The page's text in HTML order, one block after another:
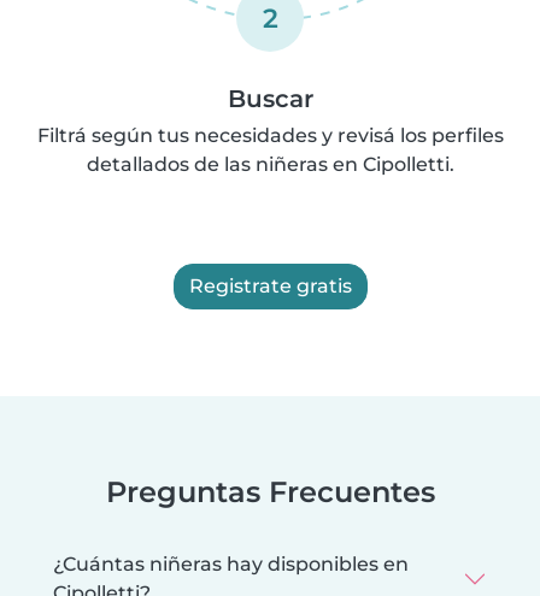
2
Buscar
Filtrá según tus necesidades y revisá los perfiles
detallados de las niñeras en Cipolletti.
Registrate gratis
Preguntas Frecuentes
¿Cuántas niñeras hay disponibles en